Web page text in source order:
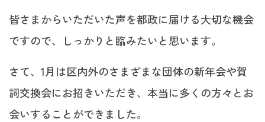
皆さまからいただいた声を都政に届ける大切な機会
ですので、しっかりと臨みたいと思います。
さて、1月は区内外のさまざまな団体の新年会や賀
詞交換会にお招きいただき、本当に多くの方々とお
会いすることができました。